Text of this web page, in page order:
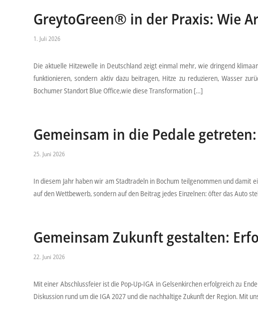
GreytoGreen® in der Praxis: Wie
1. Juli 2026
Die aktuelle Hitzewelle in Deutschland zeigt einmal mehr, wie dringend
funktionieren, sondern aktiv dazu beitragen, Hitze zu reduzieren, Wasser
Bochumer Standort Blue Office,wie diese Transformation […]
Gemeinsam in die Pedale getreten:
25. Juni 2026
In diesem Jahr haben wir am Stadtradeln in Bochum teilgenommen und
auf den Wettbewerb, sondern auf den Beitrag jedes Einzelnen: öfter das Auto
Gemeinsam Zukunft gestalten:
22. Juni 2026
Mit einer Abschlussfeier ist die Pop-Up-IGA in Gelsenkirchen erfolgreich zu
Diskussion rund um die IGA 2027 und die nachhaltige Zukunft der Region. Mit